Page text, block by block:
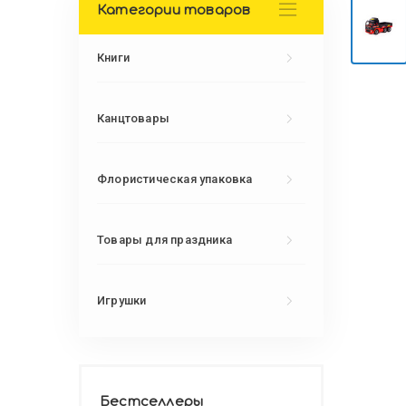
Категории товаров
Книги
Канцтовары
Флористическая упаковка
Товары для праздника
Игрушки
Бестселлеры